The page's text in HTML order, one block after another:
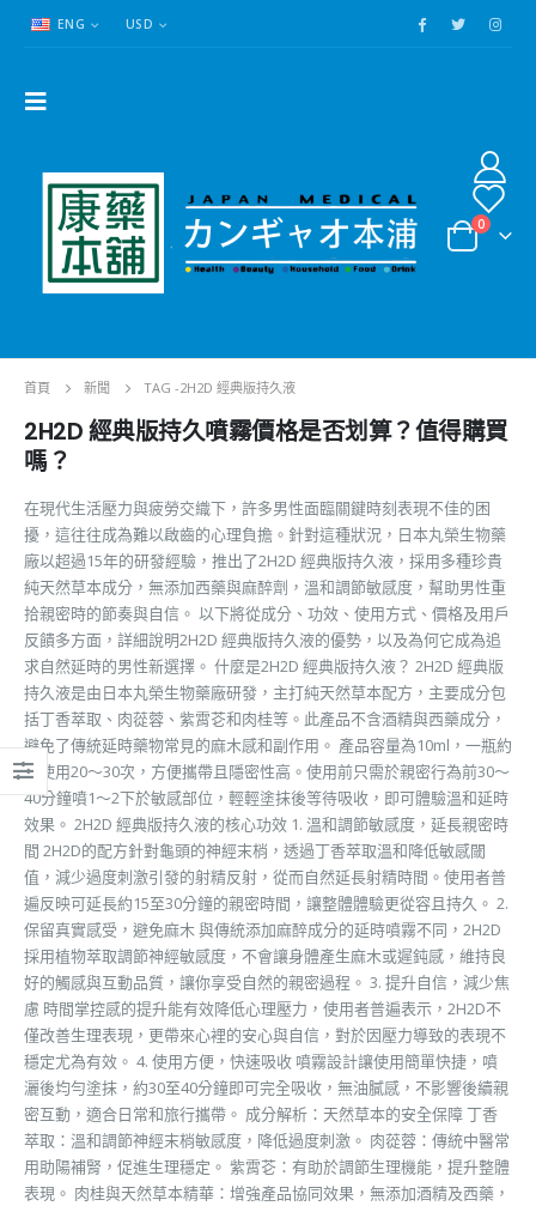
ENG USD
0
首頁 新聞 TAG -2H2D 經典版持久液
2H2D 經典版持久噴霧價格是否划算？值得購買
嗎？
在現代生活壓力與疲勞交織下，許多男性面臨關鍵時刻表現不佳的困
擾，這往往成為難以啟齒的心理負擔。針對這種狀況，日本丸榮生物藥
廠以超過15年的研發經驗，推出了2H2D 經典版持久液，採用多種珍貴
純天然草本成分，無添加西藥與麻醉劑，溫和調節敏感度，幫助男性重
拾親密時的節奏與自信。 以下將從成分、功效、使用方式、價格及用戶
反饋多方面，詳細說明2H2D 經典版持久液的優勢，以及為何它成為追
求自然延時的男性新選擇。 什麼是2H2D 經典版持久液？ 2H2D 經典版
持久液是由日本丸榮生物藥廠研發，主打純天然草本配方，主要成分包
括丁香萃取、肉蓯蓉、紫霄芲和肉桂等。此產品不含酒精與西藥成分，
避免了傳統延時藥物常見的麻木感和副作用。 產品容量為10ml，一瓶約
可使用20～30次，方便攜帶且隱密性高。使用前只需於親密行為前30～
40分鐘噴1～2下於敏感部位，輕輕塗抹後等待吸收，即可體驗溫和延時
效果。 2H2D 經典版持久液的核心功效 1. 溫和調節敏感度，延長親密時
間 2H2D的配方針對龜頭的神經末梢，透過丁香萃取溫和降低敏感閾
值，減少過度刺激引發的射精反射，從而自然延長射精時間。使用者普
遍反映可延長約15至30分鐘的親密時間，讓整體體驗更從容且持久。 2.
保留真實感受，避免麻木 與傳統添加麻醉成分的延時噴霧不同，2H2D
採用植物萃取調節神經敏感度，不會讓身體產生麻木或遲鈍感，維持良
好的觸感與互動品質，讓你享受自然的親密過程。 3. 提升自信，減少焦
慮 時間掌控感的提升能有效降低心理壓力，使用者普遍表示，2H2D不
僅改善生理表現，更帶來心裡的安心與自信，對於因壓力導致的表現不
穩定尤為有效。 4. 使用方便，快速吸收 噴霧設計讓使用簡單快捷，噴
灑後均勻塗抹，約30至40分鐘即可完全吸收，無油膩感，不影響後續親
密互動，適合日常和旅行攜帶。 成分解析：天然草本的安全保障 丁香
萃取：溫和調節神經末梢敏感度，降低過度刺激。 肉蓯蓉：傳統中醫常
用助陽補腎，促進生理穩定。 紫霄芲：有助於調節生理機能，提升整體
表現。 肉桂與天然草本精華：增強產品協同效果，無添加酒精及西藥，